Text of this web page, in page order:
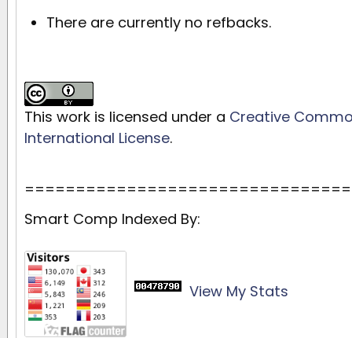
There are currently no refbacks.
This work is licensed under a Creative
International License.
Smart Comp Indexed By:
View My Stats